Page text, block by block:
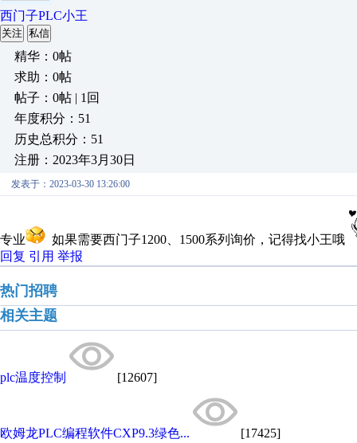
西门子PLC小王
关注 私信
精华：0帖
求助：0帖
帖子：0帖 | 1回
年度积分：51
历史总积分：51
注册：2023年3月30日
发表于：2023-03-30 13:26:00
专业
如果需要西门子1200、1500系列询价，记得找小王哦
回复 引用 举报
热门招聘
相关主题
plc温度控制 [12607]
欧姆龙PLC编程软件CXP9.3绿色... [17425]